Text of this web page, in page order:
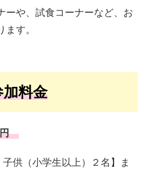
ーや、試食コーナーなど、お
す。
加料金
円
供（小学生以上）２名】ま